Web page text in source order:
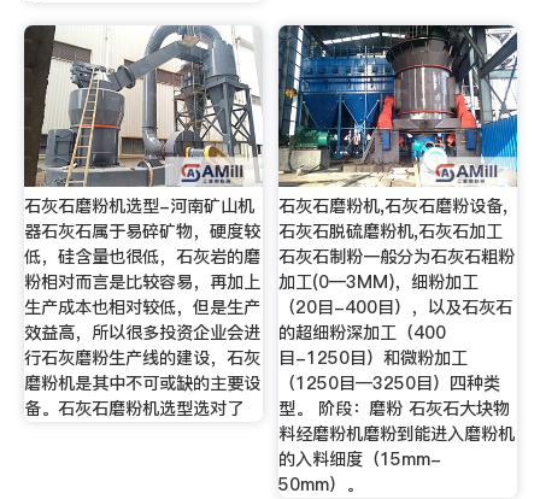
石灰石磨粉机选型-河南矿山机
器石灰石属于易碎矿物，硬度较
低，硅含量也很低，石灰岩的磨
粉相对而言是比较容易，再加上
生产成本也相对较低，但是生产
效益高，所以很多投资企业会进
行石灰磨粉生产线的建设，石灰
磨粉机是其中不可或缺的主要设
备。石灰石磨粉机选型选对了
石灰石磨粉机,石灰石磨粉设备,
石灰石脱硫磨粉机,石灰石加工
石灰石制粉一般分为石灰石粗粉
加工(0―3MM)，细粉加工
（20目-400目），以及石灰石
的超细粉深加工（400
目-1250目）和微粉加工
（1250目―3250目）四种类
型。 阶段：磨粉 石灰石大块物
料经磨粉机磨粉到能进入磨粉机
的入料细度（15mm-
50mm）。